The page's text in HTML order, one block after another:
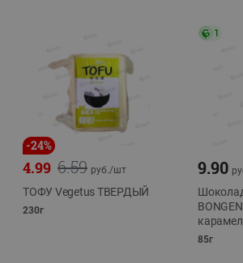
-24%
6.59
4.99 руб./шт
ТОФУ Vegetus ТВЕРДЫЙ
230г
1
9.90
85г